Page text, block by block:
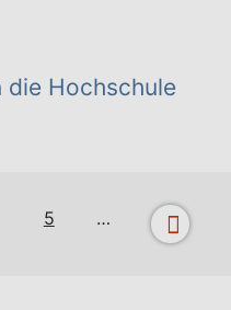
die Hochschule
5 …